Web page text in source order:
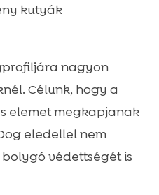
kutyák
nagyon
Célunk, hogy a
elemet megkapjanak
eledellel nem
védettségét is